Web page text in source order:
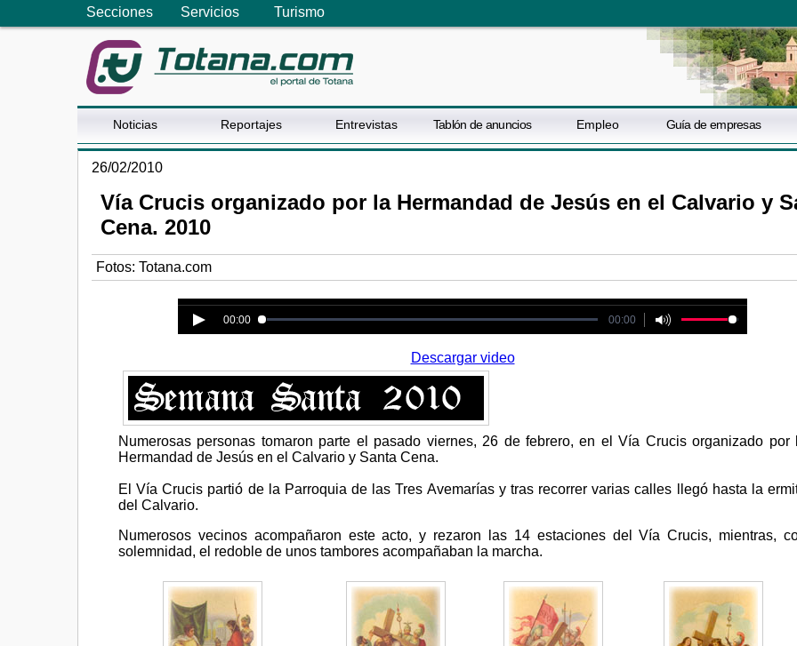
Secciones Servicios Turismo
Noticias Reportajes Entrevistas Tablón de anuncios Empleo Guía de empresas
26/02/2010
Vía Crucis organizado por la Hermandad de Jesús en el Calvario y
Cena. 2010
Fotos: Totana.com
Error loading media: File could not be played
00:00 00:00
Descargar video
Numerosas personas tomaron parte el pasado viernes, 26 de febrero, en el Vía Crucis organizado por
Hermandad de Jesús en el Calvario y Santa Cena.
El Vía Crucis partió de la Parroquia de las Tres Avemarías y tras recorrer varias calles llegó hasta la
del Calvario.
Numerosos vecinos acompañaron este acto, y rezaron las 14 estaciones del Vía Crucis, mientras,
solemnidad, el redoble de unos tambores acompañaban la marcha.